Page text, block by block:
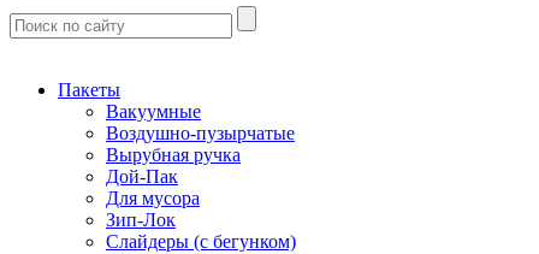
Пакеты
Вакуумные
Воздушно-пузырчатые
Вырубная ручка
Дой-Пак
Для мусора
Зип-Лок
Слайдеры (с бегунком)